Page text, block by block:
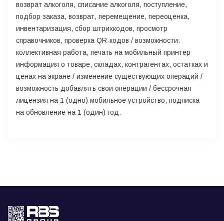
возврат алкоголя, списание алкоголя, поступление,
подбор заказа, возврат, перемещение, переоценка,
инвентаризация, сбор штрихкодов, просмотр
справочников, проверка QR-кодов / возможности:
коллективная работа, печать на мобильный принтер
информация о товаре, складах, контрагентах, остатках и
ценах на экране / изменение существующих операций /
возможность добавлять свои операции / бессрочная
лицензия на 1 (одно) мобильное устройство, подписка
на обновление на 1 (один) год.